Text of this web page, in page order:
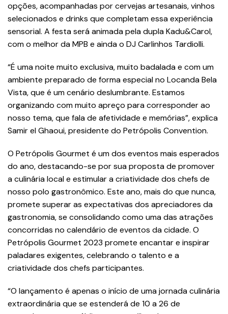
opções, acompanhadas por cervejas artesanais, vinhos
selecionados e drinks que completam essa experiência
sensorial. A festa será animada pela dupla Kadu&Carol,
com o melhor da MPB e ainda o DJ Carlinhos Tardiolli.
“É uma noite muito exclusiva, muito badalada e com um
ambiente preparado de forma especial no Locanda Bela
Vista, que é um cenário deslumbrante. Estamos
organizando com muito apreço para corresponder ao
nosso tema, que fala de afetividade e memórias”, explica
Samir el Ghaoui, presidente do Petrópolis Convention.
O Petrópolis Gourmet é um dos eventos mais esperados
do ano, destacando-se por sua proposta de promover
a culinária local e estimular a criatividade dos chefs de
nosso polo gastronômico. Este ano, mais do que nunca,
promete superar as expectativas dos apreciadores da
gastronomia, se consolidando como uma das atrações
concorridas no calendário de eventos da cidade. O
Petrópolis Gourmet 2023 promete encantar e inspirar
paladares exigentes, celebrando o talento e a
criatividade dos chefs participantes.
“O lançamento é apenas o início de uma jornada culinária
extraordinária que se estenderá de 10 a 26 de